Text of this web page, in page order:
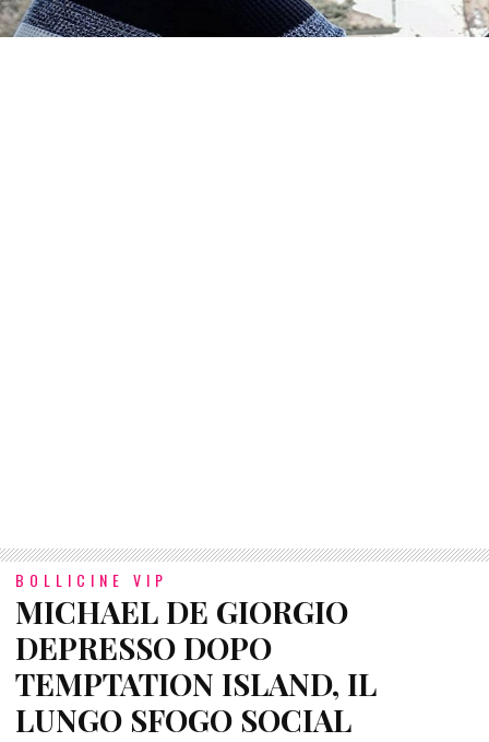
BOLLICINE VIP
MICHAEL DE GIORGIO
DEPRESSO DOPO
TEMPTATION ISLAND, IL
LUNGO SFOGO SOCIAL